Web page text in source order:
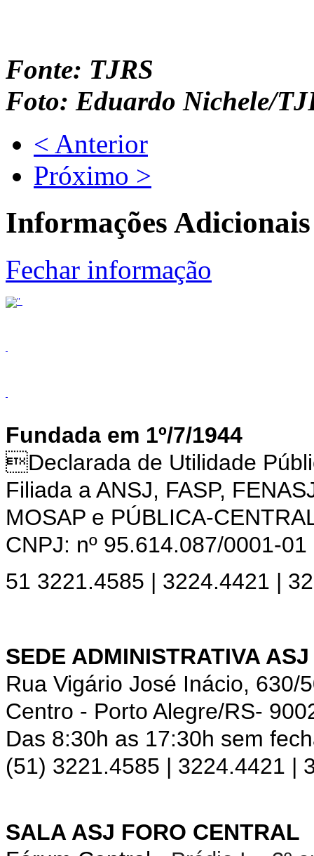
Fonte: TJRS
Foto: Eduardo Nichele/
< Anterior
Próximo >
Informações Adicionais
Fechar informação
Fundada em 1º/7/1944
Declarada de Utilidade
Filiada a ANSJ, FASP,
MOSAP e PÚBLICA-
CNPJ: nº 95.614.087/0001-01
51 3221.4585 | 3224.4421 |
SEDE ADMINISTRATIVA ASJ
Rua Vigário José Inácio, 630/
Centro - Porto Alegre/RS-
Das 8:30h as 17:30h sem
(51) 3221.4585 | 3224.4421 |
SALA ASJ FORO CENTRAL